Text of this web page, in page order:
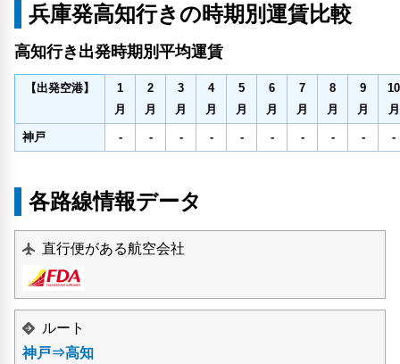
兵庫発高知行きの時期別運賃比較
高知行き出発時期別平均運賃
【出発空港】
1
月
2
月
3
月
4
月
5
月
6
月
7
月
8
月
9
月
10
月
神戸 - - - - - - - - - -
各路線情報データ
直行便がある航空会社
ルート
神戸⇒高知